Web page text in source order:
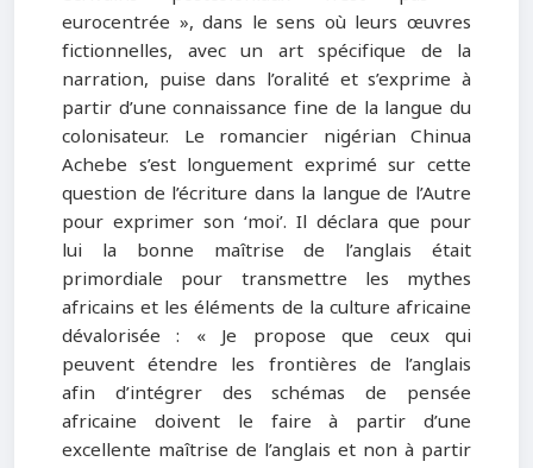
eurocentrée », dans le sens où leurs œuvres
fictionnelles, avec un art spécifique de la
narration, puise dans l’oralité et s’exprime à
partir d’une connaissance fine de la langue du
colonisateur. Le romancier nigérian Chinua
Achebe s’est longuement exprimé sur cette
question de l’écriture dans la langue de l’Autre
pour exprimer son ‘moi’. Il déclara que pour
lui la bonne maîtrise de l’anglais était
primordiale pour transmettre les mythes
africains et les éléments de la culture africaine
dévalorisée : « Je propose que ceux qui
peuvent étendre les frontières de l’anglais
afin d’intégrer des schémas de pensée
africaine doivent le faire à partir d’une
excellente maîtrise de l’anglais et non à partir